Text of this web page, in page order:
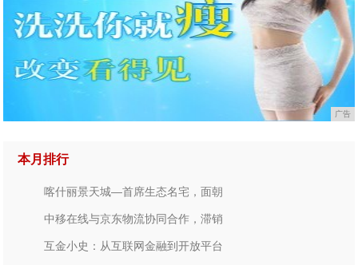
广告
本月排行
喀什丽景天城—首席生态名宅，面朝
中移在线与京东物流协同合作，滞销
互金小史：从互联网金融到开放平台